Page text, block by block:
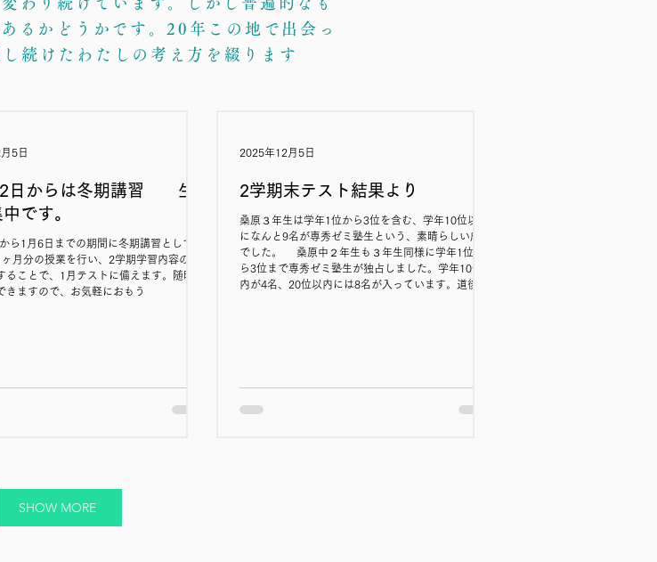
るかどうかです。20年この地で出会っ
続けたわたしの考え方を綴ります
日からは冬期講習 生
です。
ら1月6日までの期間に冬期講習として、
月分の授業を行い、2学期学習内容の徹
ることで、1月テストに備えます。随時、
きますので、お気軽におもう
5日
2学期末テスト結果より
桑原３年生は学年1位から3位を含む、学年10位以内
になんと9名が専秀ゼミ塾生という、素晴らしい成果
でした。 桑原中２年生も３年生同様に学年1位か
ら3位まで専秀ゼミ塾生が独占しました。学年10位以
内が4名、20位以内には8名が入っています。道後中
2025年12月5日
SHOW MORE